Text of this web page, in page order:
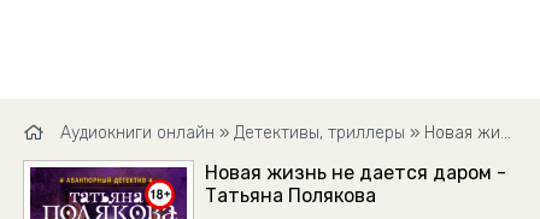
Аудиокниги онлайн » Детективы, триллеры » Новая жизнь не дается даром - Татьяна Полякова
Новая жизнь не дается даром -
Татьяна Полякова